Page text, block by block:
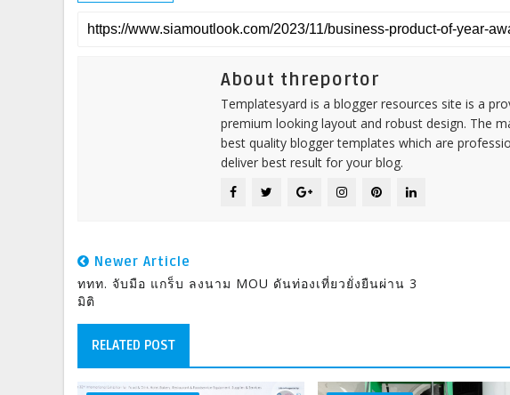
About threportor
Templatesyard is a blogger resources site is a
premium looking layout and robust design. The
best quality blogger templates which are
deliver best result for your blog.
Newer Article
ททท. จับมือ แกร็บ ลงนาม MOU ดันท่องเที่ยวยั่งยืนผ่าน 3
มิติ
RELATED POST